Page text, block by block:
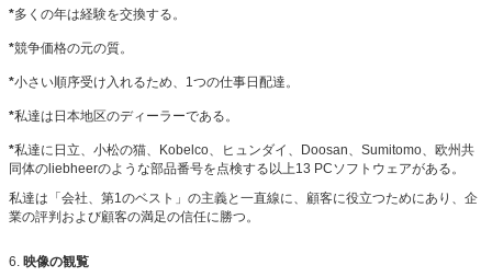
*多くの年は経験を交換する。
*競争価格の元の質。
*小さい順序受け入れるため、1つの仕事日配達。
*私達は日本地区のディーラーである。
*私達に日立、小松の猫、Kobelco、ヒュンダイ、Doosan、Sumitomo、欧州共
同体のliebheerのような部品番号を点検する以上13 PCソフトウェアがある。
私達は「会社、第1のベスト」の主義と一直線に、顧客に役立つためにあり、企
業の評判および顧客の満足の信任に勝つ。
6. 映像の観覧